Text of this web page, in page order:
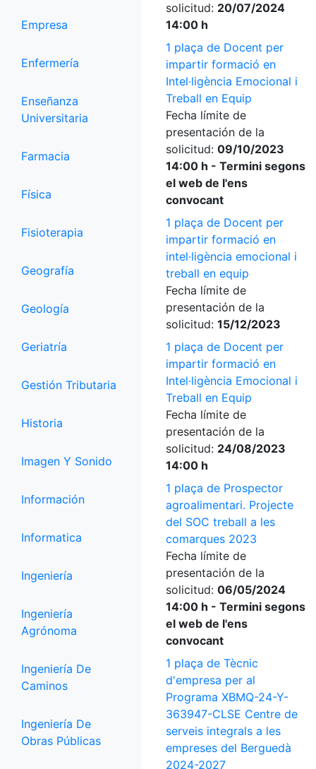
Empresa
Enfermería
Enseñanza
Universitaria
Farmacia
Física
Fisioterapia
Geografía
Geología
Geriatría
Gestión Tributaria
Historia
Imagen Y Sonido
Información
Informatica
Ingeniería
Ingeniería
Agrónoma
Ingeniería De
Caminos
Ingeniería De
Obras Públicas
solicitud: 20/07/2024
14:00 h
1 plaça de Docent per
impartir formació en
Intel·ligència Emocional i
Treball en Equip
Fecha límite de
presentación de la
solicitud: 09/10/2023
14:00 h - Termini segons
el web de l'ens
convocant
1 plaça de Docent per
impartir formació en
intel·ligència emocional i
treball en equip
Fecha límite de
presentación de la
solicitud: 15/12/2023
1 plaça de Docent per
impartir formació en
Intel·ligència Emocional i
Treball en Equip
Fecha límite de
presentación de la
solicitud: 24/08/2023
14:00 h
1 plaça de Prospector
agroalimentari. Projecte
del SOC treball a les
comarques 2023
Fecha límite de
presentación de la
solicitud: 06/05/2024
14:00 h - Termini segons
el web de l'ens
convocant
1 plaça de Tècnic
d'empresa per al
Programa XBMQ-24-Y-
363947-CLSE Centre de
serveis integrals a les
empreses del Berguedà
2024-2027